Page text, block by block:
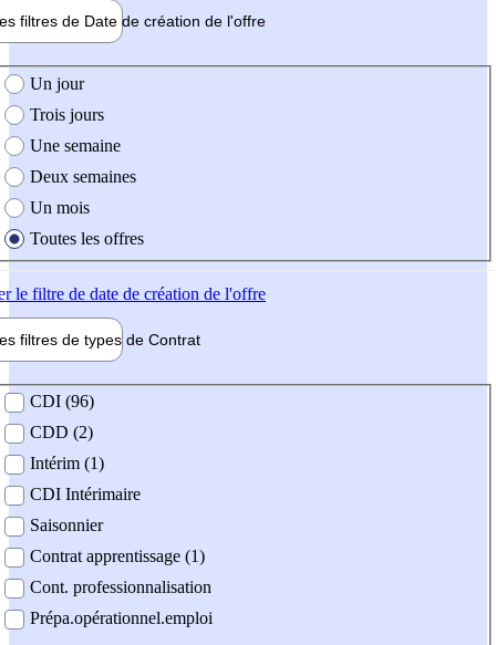
filtres de Date de création de l'offre
création de l'offre
Un jour
Trois jours
Une semaine
Deux semaines
Un mois
Toutes les offres
le filtre de date de création de l'offre
filtres de types de Contrat
contrat
CDI (96)
CDD (2)
Intérim (1)
CDI Intérimaire
Saisonnier
Contrat apprentissage (1)
Cont. professionnalisation
Prépa.opérationnel.emploi